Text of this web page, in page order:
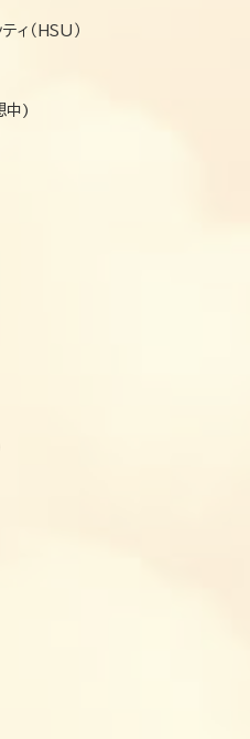
ィ（HSU）
中)